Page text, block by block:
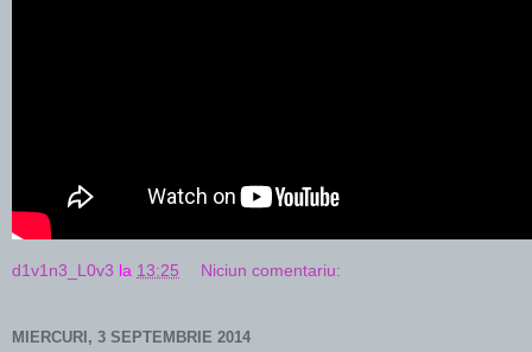
d1v1n3_L0v3 la 13:25 Niciun comentariu:
MIERCURI, 3 SEPTEMBRIE 2014